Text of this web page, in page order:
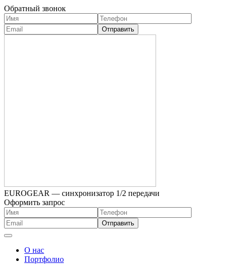
Обратный звонок
EUROGEAR — синхронизатор 1/2 передачи
Оформить запрос
О нас
Портфолио